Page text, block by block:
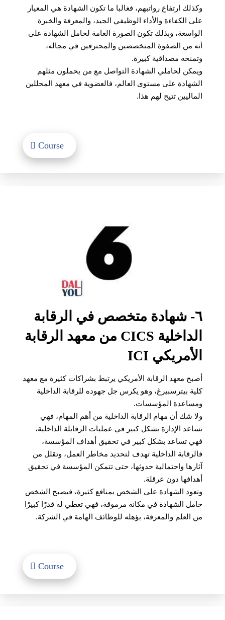
وكذلك ارتفاع رواتبهم، فغالبا ما تكون الشهادة هي المعيار
على الكفاءة والأداء الوظيفي الجيد، والمعرفة والخبرة
الواسعة، وبذلك تكون الصورة العامة لحامل الشهادة على
أنه من الصفوة المتخصصين والمحترفين في مجاله،
وتمنحه مصداقية كبيرة.
ويمكن لحاملي الشهادة التواصل مع من يحملون مثلهم
الشهادة على مستوى العالم، فالعضوية في معهد المحللين
الماليين تتيح لهم هذا.
Course
٦- شهادة متخصص في الرقابة
الداخلية CICS من معهد الرقابة
الأمريكي ICI
أصبح معهد الرقابة الأمريكي يرتبط بشراكات كثيرة مع معهد
كلية بيترسبيرغ، وهو يكرس جل جهوده للرقابة الداخلية
ومساعدة المؤسسات.
ولا شك أن مهام الرقابة الداخلية من أهم المهام، فهي
تساعد الإدارة بشكل كبير في عمليات الرقابلة الداخلية،
فهي تساعد بشكل كبير في تحقيق أهداف المؤسسة،
فالرقابة الداخلية تهدف لتحديد مخاطر العمل، وتقلل من
آثارها واحتمالية حدوثها، حتى تتمكن المؤسسة في تحقيق
أهدافها دون عرقلة.
وتعود الشهادة على الشخص بمنافع كثيرة، فيصبح الشخص
حامل الشهادة في مكانة مرموقة، فهي تعطي له قدرًا كبيرًا
من العلم والمعرفة، يؤهله للوظائف الهامة في الشركة.
Course